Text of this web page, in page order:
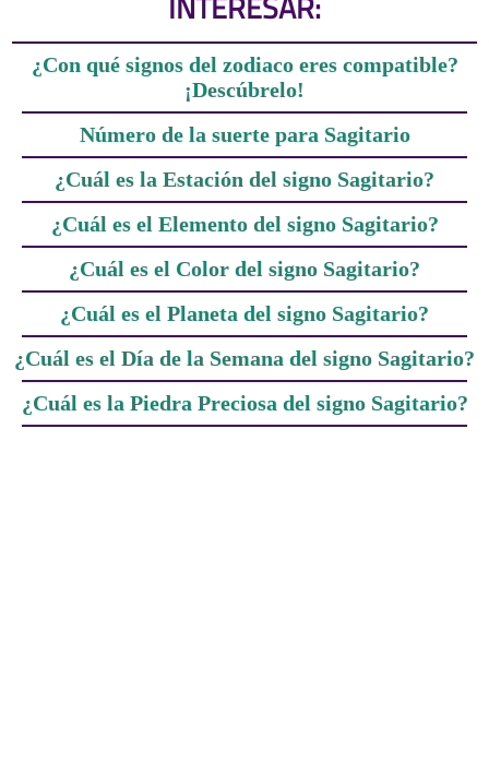
¿Con qué signos del zodiaco eres compatible?
¡Descúbrelo!
Número de la suerte para Sagitario
¿Cuál es la Estación del signo Sagitario?
¿Cuál es el Elemento del signo Sagitario?
¿Cuál es el Color del signo Sagitario?
¿Cuál es el Planeta del signo Sagitario?
¿Cuál es el Día de la Semana del signo Sagitario?
¿Cuál es la Piedra Preciosa del signo Sagitario?